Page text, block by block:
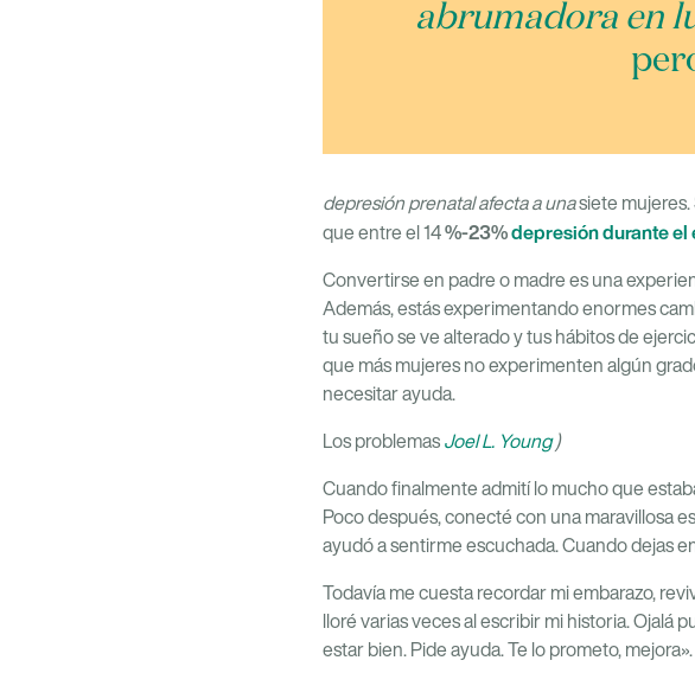
abrumadora en
depresión prenatal afecta a unasiete
que entre el 14%-23%depresión durante el
Convertirse en padre o madre es una
Además, estás experimentando enormes
tu sueño se ve alterado y tus hábitos de
que más mujeres no experimenten algún
necesitar ayuda.
Los problemas Joel L. Young)
Cuando finalmente admití lo mucho que
Poco después, conecté con una maravillosa
ayudó a sentirme escuchada. Cuando dejas
Todavía me cuesta recordar mi embarazo,
lloré varias veces al escribir mi historia. Ojalá
estar bien. Pide ayuda. Te lo prometo, mejora».